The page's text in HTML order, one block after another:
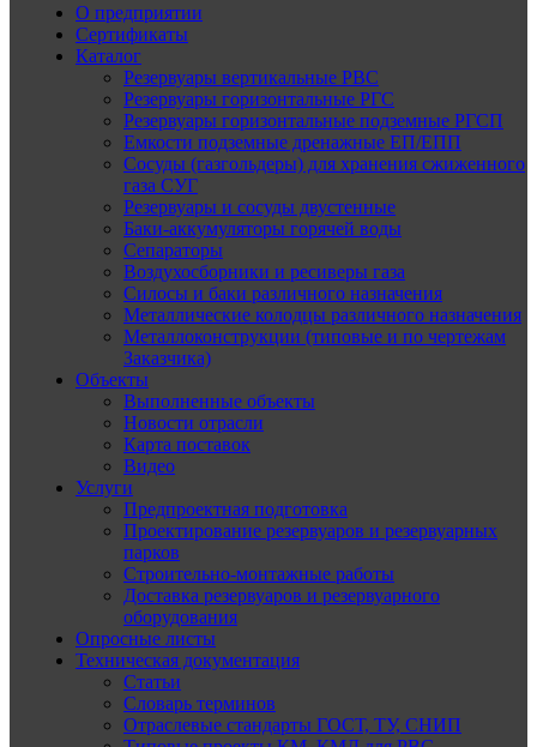
О предприятии
Сертификаты
Каталог
Резервуары вертикальные РВС
Резервуары горизонтальные РГС
Резервуары горизонтальные подземные РГСП
Емкости подземные дренажные ЕП/ЕПП
Сосуды (газгольдеры) для хранения сжиженного
газа СУГ
Резервуары и сосуды двустенные
Баки-аккумуляторы горячей воды
Сепараторы
Воздухосборники и ресиверы газа
Силосы и баки различного назначения
Металлические колодцы различного назначения
Металлоконструкции (типовые и по чертежам
Заказчика)
Объекты
Выполненные объекты
Новости отрасли
Карта поставок
Видео
Услуги
Предпроектная подготовка
Проектирование резервуаров и резервуарных
парков
Строительно-монтажные работы
Доставка резервуаров и резервуарного
оборудования
Опросные листы
Техническая документация
Статьи
Словарь терминов
Отраслевые стандарты ГОСТ, ТУ, СНИП